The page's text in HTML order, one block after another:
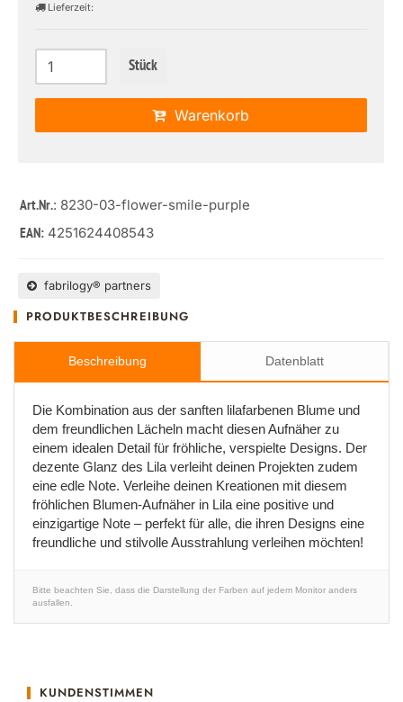
Lieferzeit:
Stück
Warenkorb
Art.Nr.: 8230-03-flower-smile-purple
EAN: 4251624408543
fabrilogy® partners
PRODUKTBESCHREIBUNG
Beschreibung Datenblatt
Die Kombination aus der sanften lilafarbenen Blume und
dem freundlichen Lächeln macht diesen Aufnäher zu
einem idealen Detail für fröhliche, verspielte Designs. Der
dezente Glanz des Lila verleiht deinen Projekten zudem
eine edle Note. Verleihe deinen Kreationen mit diesem
fröhlichen Blumen-Aufnäher in Lila eine positive und
einzigartige Note – perfekt für alle, die ihren Designs eine
freundliche und stilvolle Ausstrahlung verleihen möchten!
Bitte beachten Sie, dass die Darstellung der Farben auf jedem Monitor anders
ausfallen.
KUNDENSTIMMEN